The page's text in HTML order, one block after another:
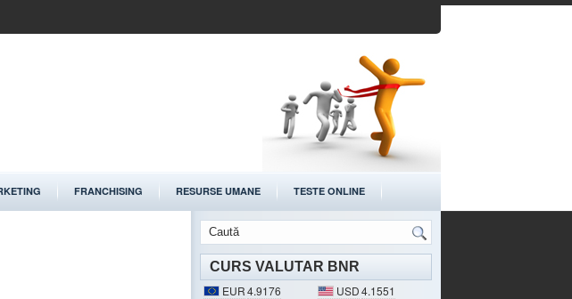
FRANCHISING RESURSE UMANE TESTE ONLINE
CURS VALUTAR BNR
EUR4.9176 USD4.1551